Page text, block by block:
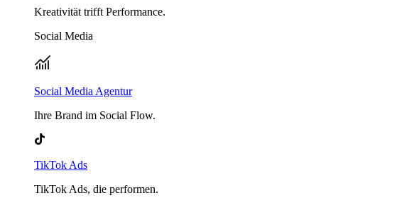
Kreativität trifft Performance.
Social Media
Social Media Agentur
Ihre Brand im Social Flow.
TikTok Ads
TikTok Ads, die performen.